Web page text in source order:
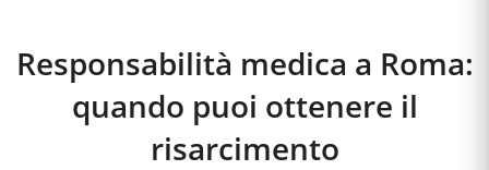
Responsabilità medica a Roma:
quando puoi ottenere il
risarcimento